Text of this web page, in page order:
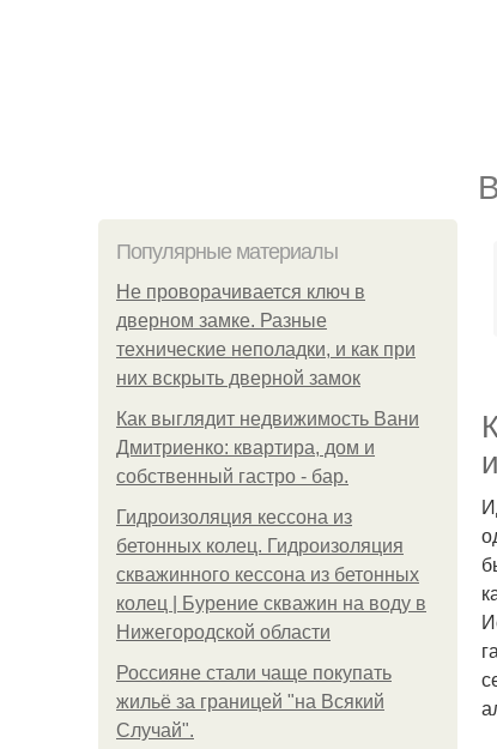
Популярные материалы
Не проворачивается ключ в
дверном замке. Разные
технические неполадки, и как при
них вскрыть дверной замок
Как выглядит недвижимость Вани
Дмитриенко: квартира, дом и
собственный гастро - бар.
Гидроизоляция кессона из
бетонных колец. Гидроизоляция
скважинного кессона из бетонных
колец | Бурение скважин на воду в
Нижегородской области
Россияне стали чаще покупать
жильё за границей "на Всякий
Случай".